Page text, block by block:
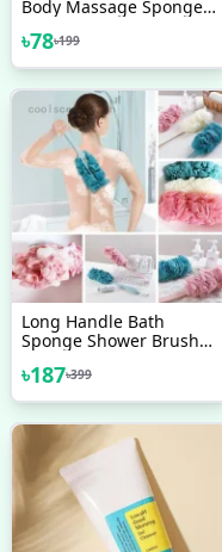
Body Massage Sponge
SPA Five Fingers Shower
Scrub Gloves Foam
৳78৳199
Long Handle Bath
Sponge Shower Brush
Shower Soft Mesh Body
Back Cleaner Washer
Brush
৳187৳399